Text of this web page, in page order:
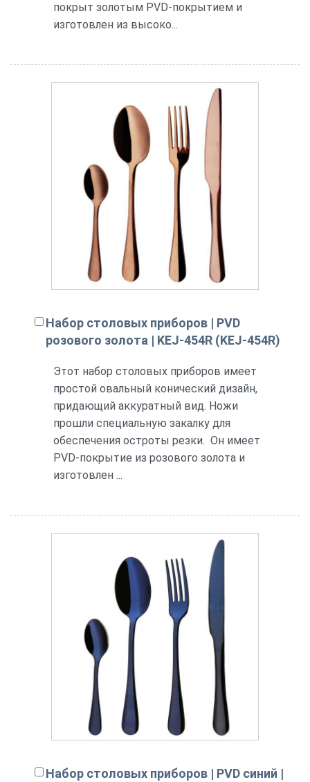
покрыт золотым PVD-покрытием и
изготовлен из высоко...
Набор столовых приборов | PVD
розового золота | KEJ-454R (KEJ-454R)
Этот набор столовых приборов имеет
простой овальный конический дизайн,
придающий аккуратный вид. Ножи
прошли специальную закалку для
обеспечения остроты резки. Он имеет
PVD-покрытие из розового золота и
изготовлен ...
Набор столовых приборов | PVD синий |